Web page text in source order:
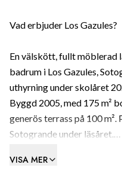
Vad erbjuder Los Gazules?
En välskött, fullt möblerad
badrum i Los Gazules,
uthyrning under skolåret
Byggd 2005, med 175 m²
generös terrass på 100
Sotogrande under läsåret.
Hur ser lägenheten ut
VISA MER